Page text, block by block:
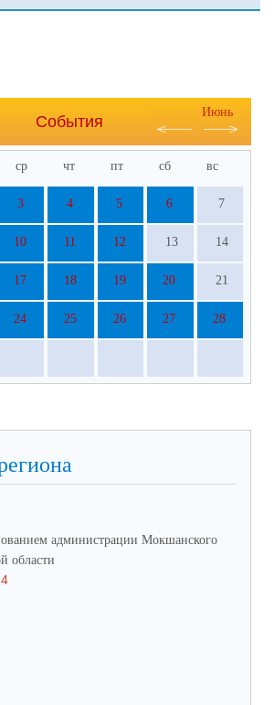
События
Июнь
ср чт пт сб вс
3 4 5 6 7
10 11 12 13 14
17 18 19 20 21
24 25 26 27 28
администрации Мокшанского
области